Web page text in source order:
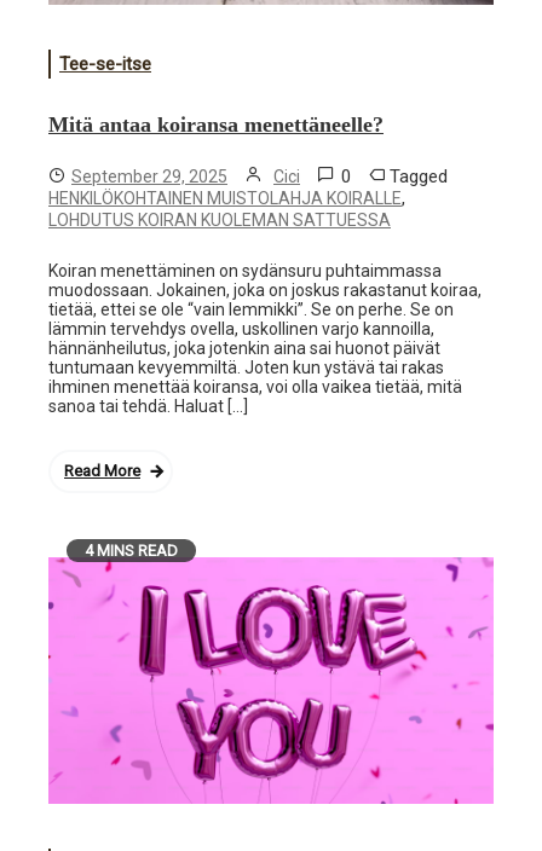
Tee-se-itse
Mitä antaa koiransa menettäneelle?
September 29, 2025 Cici 0 Tagged
HENKILÖKOHTAINEN MUISTOLAHJA KOIRALLE,
LOHDUTUS KOIRAN KUOLEMAN SATTUESSA
Koiran menettäminen on sydänsuru puhtaimmassa
muodossaan. Jokainen, joka on joskus rakastanut koiraa,
tietää, ettei se ole “vain lemmikki”. Se on perhe. Se on
lämmin tervehdys ovella, uskollinen varjo kannoilla,
hännänheilutus, joka jotenkin aina sai huonot päivät
tuntumaan kevyemmiltä. Joten kun ystävä tai rakas
ihminen menettää koiransa, voi olla vaikea tietää, mitä
sanoa tai tehdä. Haluat […]
Read More
4 MINS READ